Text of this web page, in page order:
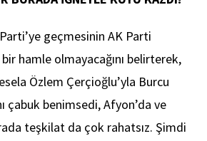
geçmesinin AK Parti
hamle olmayacağını belirterek,
Özlem Çerçioğlu’yla Burcu
çabuk benimsedi, Afyon’da ve
teşkilat da çok rahatsız. Şimdi